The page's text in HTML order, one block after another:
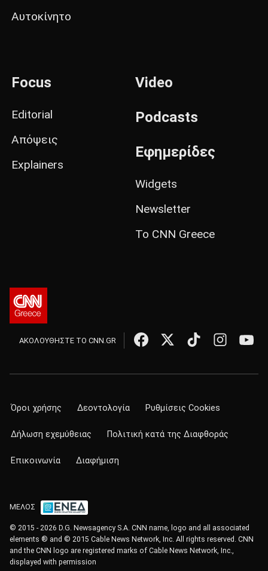
Αυτοκίνητο
Focus
Editorial
Απόψεις
Explainers
Video
Podcasts
Εφημερίδες
Widgets
Newsletter
Το CNN Greece
ΑΚΟΛΟΥΘΗΣΤΕ ΤΟ CNN.GR
Όροι χρήσης Δεοντολογία Ρυθμίσεις Cookies
Δήλωση εχεμύθειας Πολιτική κατά της Διαφθοράς
Επικοινωνία Διαφήμιση
ΜΕΛΟΣ
© 2015 - 2026 D.G. Newsagency S.A. CNN name, logo and all associated
elements ® and © 2015 Cable News Network, Inc. All rights reserved. CNN
and the CNN logo are registered marks of Cable News Network, Inc.,
displayed with permission